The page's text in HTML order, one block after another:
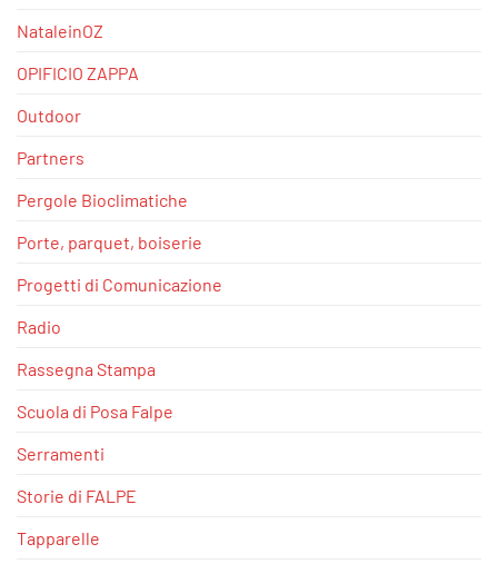
NataleinOZ
OPIFICIO ZAPPA
Outdoor
Partners
Pergole Bioclimatiche
Porte, parquet, boiserie
Progetti di Comunicazione
Radio
Rassegna Stampa
Scuola di Posa Falpe
Serramenti
Storie di FALPE
Tapparelle